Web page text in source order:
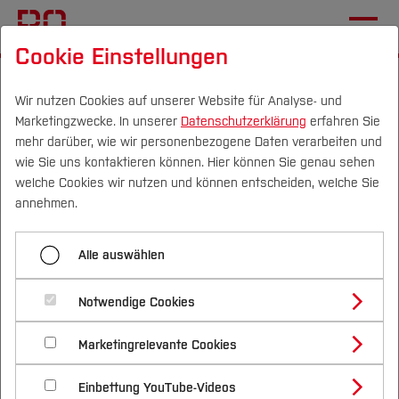
Campus Personen DE|EN Quicklinks
Studium
Studienangebote
Bachelorstudiengänge
Masterstudiengänge
Vor dem Studium
Bewerben & Einschreiben
Bewerbungsportal
Im Studium
Studienbüros und Prüfungen
Nach dem Studium
Forschung & Transfer
Profil
Forschungs- und Transferprofil
Schwerpunkte (FuT)
Beratung & Förderung
Nachhaltigkeit
Nachhaltigkeit studieren
International
WomEngineer
Danke
Menü aufklappen
Herzlichen Dank für deine
Anmeldung zur WomEngineer-
Veranstaltung
Du erhältst in Kürze eine Bestätigungs-E-Mail von
Cookie Einstellungen
Wir nutzen Cookies auf unserer Website für Analyse- und
Marketingzwecke. In unserer Datenschutzerklärung erfahren Sie
mehr darüber, wie wir personenbezogene Daten verarbeiten und
wie Sie uns kontaktieren können. Hier können Sie genau sehen
welche Cookies wir nutzen und können entscheiden, welche Sie
annehmen.
Alle auswählen
Notwendige Cookies
Marketingrelevante Cookies
Einbettung YouTube-Videos